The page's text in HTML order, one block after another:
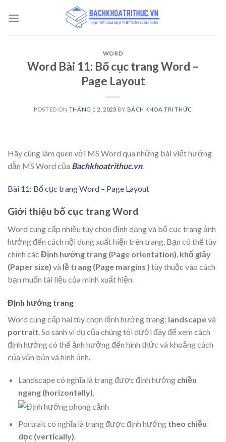
WORD
Word Bài 11: Bố cục trang Word –
Page Layout
POSTED ON THÁNG 1 2, 2023 BY BÁCH KHOA TRI THỨC
Hãy cùng làm quen với MS Word qua những bài viết hướng
dẫn MS Word của Bachkhoatrithuc.vn.
Bài 11: Bố cục trang Word – Page Layout
Giới thiệu bố cục trang Word
Word cung cấp nhiều tùy chọn định dạng và bố cục trang ảnh
hưởng đến cách nội dung xuất hiện trên trang. Bạn có thể tùy
chỉnh các Định hướng trang (Page orientation) khổ giấy
(Paper size) và lề trang (Page margins ) tùy thuộc vào cách
bạn muốn tài liệu của mình xuất hiện.
Định hướng trang
Word cung cấp hai tùy chọn định hướng trang: landscapevà
portrait . So sánh ví dụ của chúng tôi dưới đây để xem cách
định hướng có thể ảnh hưởng đến hình thức và khoảng cách
của văn bản và hình ảnh.
Landscape có nghĩa là trang được định hướng chiều
ngang (horizontally).
Portrait có nghĩa là trang được định hướng theo chiều
dọc (vertically).